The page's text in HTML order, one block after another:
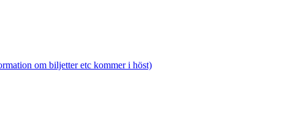
om biljetter etc kommer i höst)